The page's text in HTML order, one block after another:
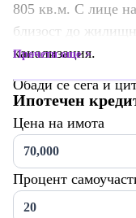
805 кв.м. С лице
близост до
канализация.
Обади се сега и
Прочети още
Ипотечен
Цена на имота
Процент